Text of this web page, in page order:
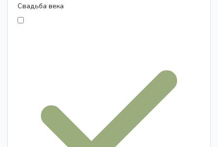
Свадьба века